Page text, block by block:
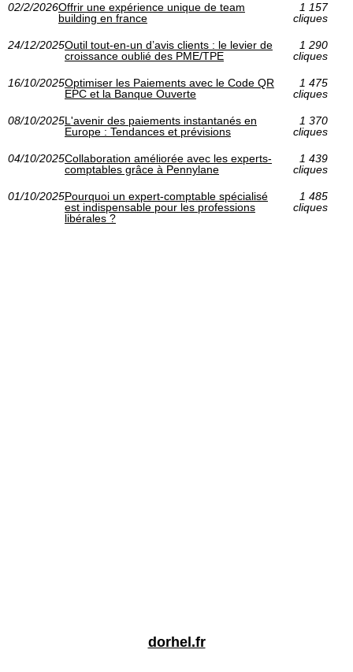
02/2/2026Offrir une expérience unique de team
building en france
1 157
cliques
24/12/2025Outil tout-en-un d’avis clients : le levier de
croissance oublié des PME/TPE
1 290
cliques
16/10/2025Optimiser les Paiements avec le Code QR
EPC et la Banque Ouverte
1 475
cliques
08/10/2025L'avenir des paiements instantanés en
Europe : Tendances et prévisions
1 370
cliques
04/10/2025Collaboration améliorée avec les experts-
comptables grâce à Pennylane
1 439
cliques
01/10/2025Pourquoi un expert-comptable spécialisé
est indispensable pour les professions
libérales ?
1 485
cliques
dorhel.fr